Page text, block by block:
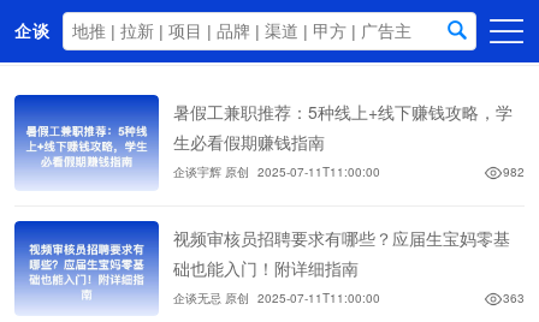
企谈
商务资源
资讯动态
关于我们
暑假工兼职推荐：5种线上+线下赚钱攻略，学
生必看假期赚钱指南
企谈宇辉 原创 2025-07-11T11:00:00 982
视频审核员招聘要求有哪些？应届生宝妈零基
础也能入门！附详细指南
企谈无忌 原创 2025-07-11T11:00:00 363